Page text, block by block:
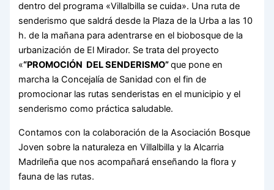
dentro del programa «Villalbilla se cuida». Una ruta de
senderismo que saldrá desde la Plaza de la Urba a las 10
h. de la mañana para adentrarse en el biobosque de la
urbanización de El Mirador. Se trata del proyecto
«“PROMOCIÓN DEL SENDERISMO”que pone en
marcha la Concejalía de Sanidad con el fin de
promocionar las rutas senderistas en el municipio y el
senderismo como práctica saludable.
Contamos con la colaboración de la Asociación Bosque
Joven sobre la naturaleza en Villalbilla y la Alcarria
Madrileña que nos acompañará enseñando la flora y
fauna de las rutas.